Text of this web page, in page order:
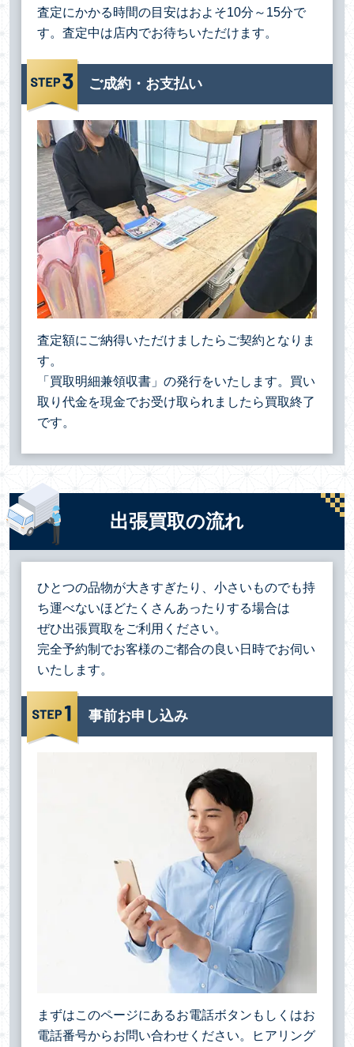
査定にかかる時間の目安はおよそ10分～15分で
す。査定中は店内でお待ちいただけます。
ご成約・お支払い
査定額にご納得いただけましたらご契約となりま
す。
「買取明細兼領収書」の発行をいたします。買い
取り代金を現金でお受け取られましたら買取終了
です。
出張買取の流れ
ひとつの品物が大きすぎたり、小さいものでも持
ち運べないほどたくさんあったりする場合は
ぜひ出張買取をご利用ください。
完全予約制でお客様のご都合の良い日時でお伺い
いたします。
事前お申し込み
まずはこのページにあるお電話ボタンもしくはお
電話番号からお問い合わせください。ヒアリング